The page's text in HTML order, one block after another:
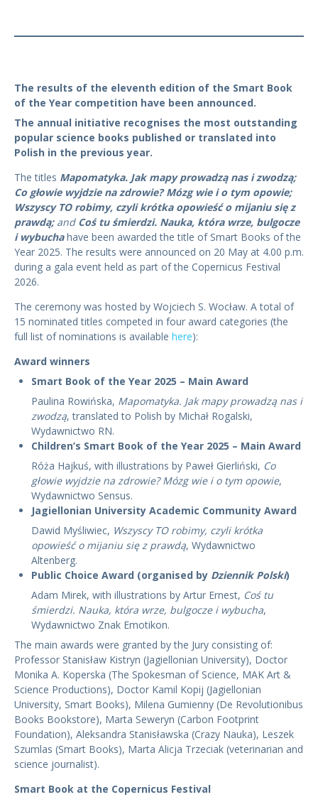
The results of the eleventh edition of the Smart Book
of the Year competition have been announced.
The annual initiative recognises the most outstanding
popular science books published or translated into
Polish in the previous year.
The titles Mapomatyka. Jak mapy prowadzą nas i zwodzą;
Co głowie wyjdzie na zdrowie? Mózg wie i o tym opowie;
Wszyscy TO robimy, czyli krótka opowieść o mijaniu się z
prawdą; and Coś tu śmierdzi. Nauka, która wrze, bulgocze
i wybuchahave been awarded the title of Smart Books of the
Year 2025. The results were announced on 20 May at 4.00 p.m.
during a gala event held as part of the Copernicus Festival
2026.
The ceremony was hosted by Wojciech S. Wocław. A total of
15 nominated titles competed in four award categories (the
full list of nominations is available here):
Award winners
Smart Book of the Year 2025 – Main Award
Paulina Rowińska, Mapomatyka. Jak mapy prowadzą nas i
zwodzą, translated to Polish by Michał Rogalski,
Wydawnictwo RN.
Children’s Smart Book of the Year 2025 – Main Award
Róża Hajkuś, with illustrations by Paweł Gierliński, Co
głowie wyjdzie na zdrowie?Mózg wie i o tym opowie,
Wydawnictwo Sensus.
Jagiellonian University Academic Community Award
Dawid Myśliwiec, Wszyscy TO robimy, czyli krótka
opowieść o mijaniu się z prawdą, Wydawnictwo
Altenberg.
Public Choice Award (organised by Dziennik Polski)
Adam Mirek, with illustrations by Artur Ernest, Coś tu
śmierdzi. Nauka, która wrze, bulgocze i wybucha,
Wydawnictwo Znak Emotikon.
The main awards were granted by the Jury consisting of:
Professor Stanisław Kistryn (Jagiellonian University), Doctor
Monika A. Koperska (The Spokesman of Science, MAK Art &
Science Productions), Doctor Kamil Kopij (Jagiellonian
University, Smart Books), Milena Gumienny (De Revolutionibus
Books Bookstore), Marta Seweryn (Carbon Footprint
Foundation), Aleksandra Stanisławska (Crazy Nauka), Leszek
Szumlas (Smart Books), Marta Alicja Trzeciak (veterinarian and
science journalist).
Smart Book at the Copernicus Festival